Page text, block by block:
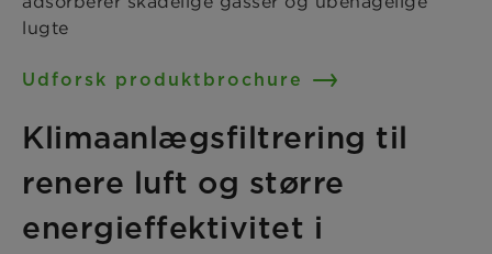
lugte
Udforsk produktbrochure
Klimaanlægsfiltrering til
renere luft og større
energieffektivitet i